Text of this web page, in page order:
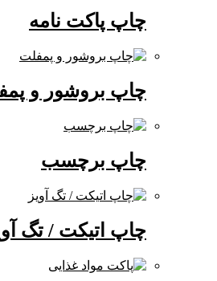
چاپ پاکت نامه
چاپ بروشور و پمفلت
چاپ برچسب
چاپ اتیکت / تگ آویز